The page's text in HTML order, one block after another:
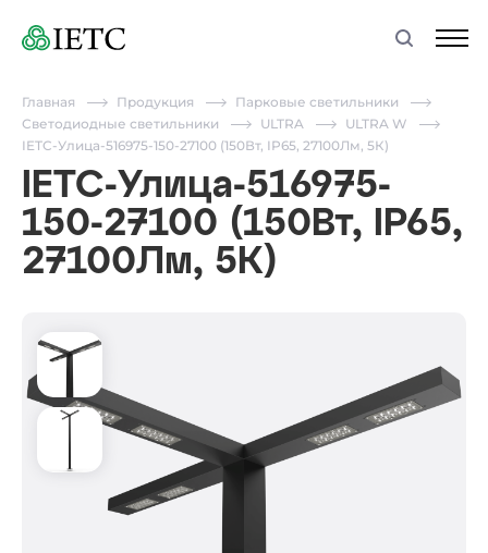
Главная Продукция
Парковые светильники
Светодиодные светильники
ULTRA
ULTRA W
IETC-Улица-516975-150-27100 (150Вт, IP65, 27100Лм, 5К)
IETC-Улица-516975-
150-27100 (150Вт, IP65,
27100Лм, 5К)